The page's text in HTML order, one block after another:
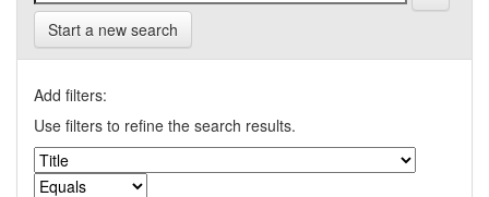
Start a new search
Add filters:
Use filters to refine the search results.